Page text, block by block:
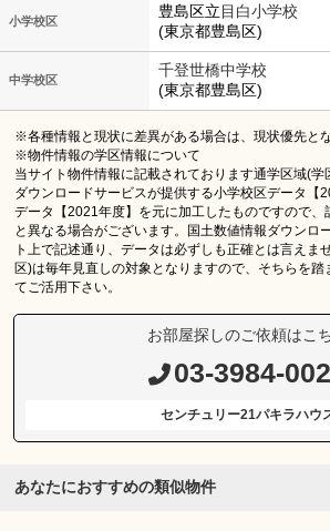
小学校区
豊島区立目白小学校
(東京都豊島区)
中学校区
千登世橋中学校
(東京都豊島区)
※各種情報と現状に差異がある場合は、現状優先とな
※物件情報の学区情報について
当サイト物件情報に記載されております通学区域(学
ダウンロードサービスが提供する小学校区データ【
データ【2021年度】を元に加工したものですので、
と異なる場合がございます。国土数値情報ダウンロ
ト上で記述通り、データは必ずしも正確とは言えま
区)は毎年見直しの対象となりますので、そちらを踏
てご活用下さい。
お部屋探しのご依頼はこ
03-3984-
センチュリー21パキラハウ
あなたにおすすめの類似物件